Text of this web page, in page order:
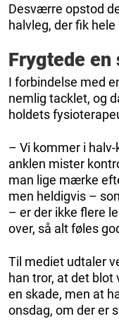
Desværre opstod
halvleg, der fik
Frygtede en
I forbindelse med
nemlig tacklet, og
holdets
– Vi kommer i
anklen mister
man lige mærke
men heldigvis –
– er der ikke flere
over, så alt føles
Til mediet udtaler
han tror, at det
en skade, men at
onsdag, om der er